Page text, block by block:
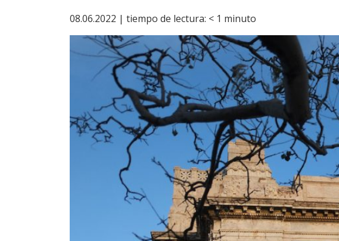
08.06.2022 | tiempo de lectura: < 1 minuto